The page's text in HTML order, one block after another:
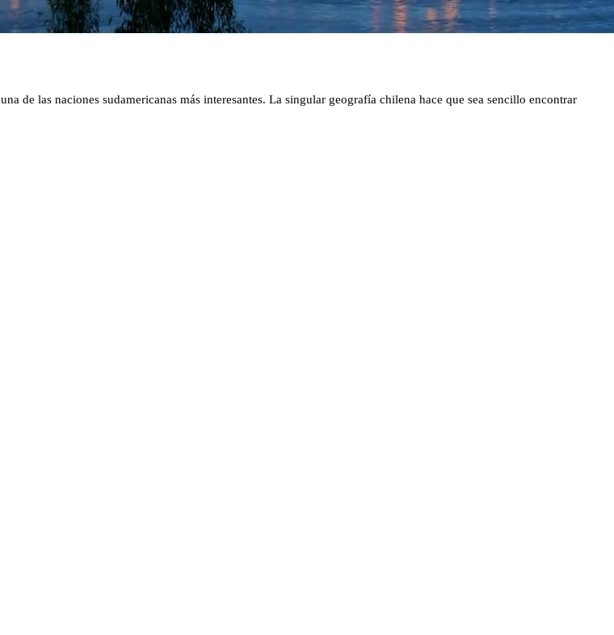
de las naciones sudamericanas más interesantes. La singular geografía chilena hace que sea sencillo encontrar